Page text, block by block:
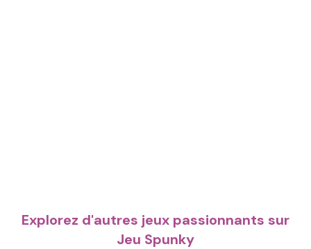
Explorez d'autres jeux passionnants sur
Jeu Spunky